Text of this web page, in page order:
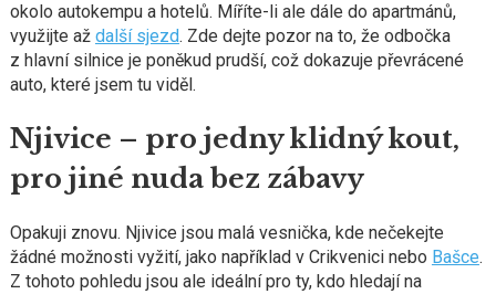
okolo autokempu a hotelů. Míříte-li ale dále do apartmánů,
využijte až další sjezd. Zde dejte pozor na to, že odbočka
z hlavní silnice je poněkud prudší, což dokazuje převrácené
auto, které jsem tu viděl.
Njivice – pro jedny klidný kout,
pro jiné nuda bez zábavy
Opakuji znovu. Njivice jsou malá vesnička, kde nečekejte
žádné možnosti vyžití, jako například v Crikvenici nebo Bašce.
Z tohoto pohledu jsou ale ideální pro ty, kdo hledají na